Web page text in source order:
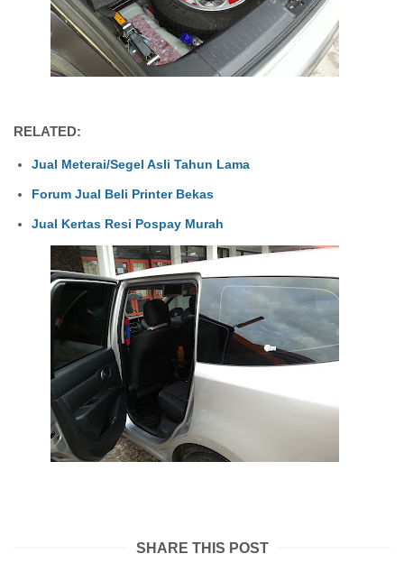
RELATED:
Jual Meterai/Segel Asli Tahun Lama
Forum Jual Beli Printer Bekas
Jual Kertas Resi Pospay Murah
SHARE THIS POST